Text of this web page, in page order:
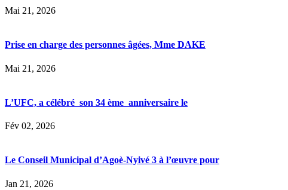
Mai 21, 2026
Prise en charge des personnes âgées, Mme DAKE
Mai 21, 2026
L’UFC, a célébré son 34 ème anniversaire le
Fév 02, 2026
Le Conseil Municipal d’Agoè-Nyivé 3 à l’œuvre pour
Jan 21, 2026